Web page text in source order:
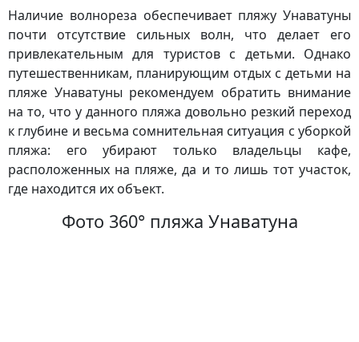
Наличие волнореза обеспечивает пляжу Унаватуны
почти отсутствие сильных волн, что делает его
привлекательным для туристов с детьми. Однако
путешественникам, планирующим отдых с детьми на
пляже Унаватуны рекомендуем обратить внимание
на то, что у данного пляжа довольно резкий переход
к глубине и весьма сомнительная ситуация с уборкой
пляжа: его убирают только владельцы кафе,
расположенных на пляже, да и то лишь тот участок,
где находится их объект.
Фото 360° пляжа Унаватуна